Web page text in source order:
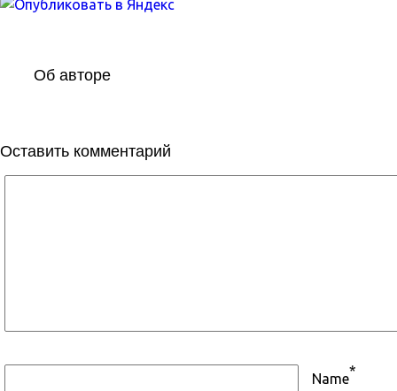
Об авторе
Оставить комментарий
Name*